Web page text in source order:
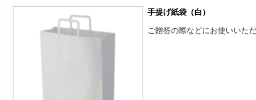
手提げ紙袋（白）
ご贈答の際などにお使いいた